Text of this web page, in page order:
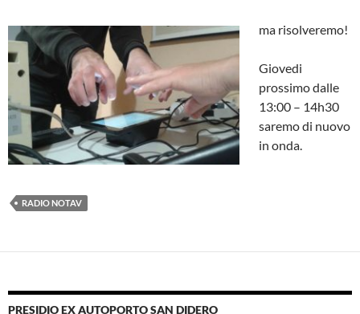
ma risolveremo!
Giovedi
prossimo dalle
13:00 – 14h30
saremo di nuovo
in onda.
RADIO NOTAV
PRESIDIO EX AUTOPORTO SAN DIDERO